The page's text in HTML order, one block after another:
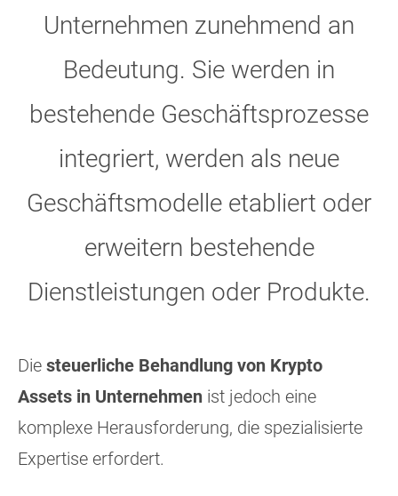
Unternehmen zunehmend an
Bedeutung. Sie werden in
bestehende Geschäftsprozesse
integriert, werden als neue
Geschäftsmodelle etabliert oder
erweitern bestehende
Dienstleistungen oder Produkte.
Die steuerliche Behandlung von Krypto
Assets in Unternehmen ist jedoch eine
komplexe Herausforderung, die spezialisierte
Expertise erfordert.